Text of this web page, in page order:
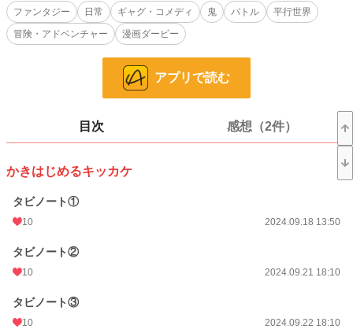
☆短編をつなげていくため基本的なストーリーは少ないです☆
☆時たま暴力描写やセリフがあるので念のためにR15設定。つけていれば安心か
な私が☆
☆方向性考えたら少年向けかなと……☆
☆ネタがでたらやります不定期更新です☆
少年向け 2,488 位 / 2,488 件
お気に入り 6
24h.ポイント 0 pt
話数
更新日時 2025.04.30 16:45
初回公開日時
週間ポイント 0 pt (8,555 位)
ファンタジー
日常 ギャグ・コメディ 鬼 バトル
平行世界
冒険・アドベンチャー
漫画ダービー
アプリで読む
目次 感想（2件）
かきはじめるキッカケ
タビノート①
10 2024.09.18 13:50
タビノート②
10 2024.09.21 18:10
タビノート③
10 2024.09.22 18:10